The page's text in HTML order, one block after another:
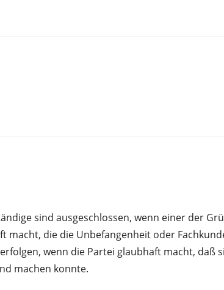
sind ausgeschlossen, wenn einer der
die die Unbefangenheit oder
wenn die Partei glaubhaft macht,
machen konnte.